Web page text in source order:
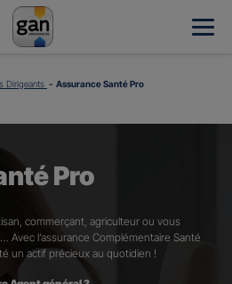
Dirigeants Assurance Santé Pro
Pro
commerçant, agriculteur ou vous
Avec l’assurance Complémentaire Santé
un actif précieux au quotidien !